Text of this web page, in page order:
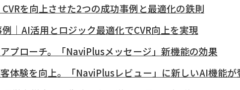
を向上させた2つの成功事例と最適化の鉄則
｜AI活用とロジック最適化でCVR向上を実現
プローチ。「NaviPlusメッセージ」新機能の効果
体験を向上。「NaviPlusレビュー」に新しいAI機能が